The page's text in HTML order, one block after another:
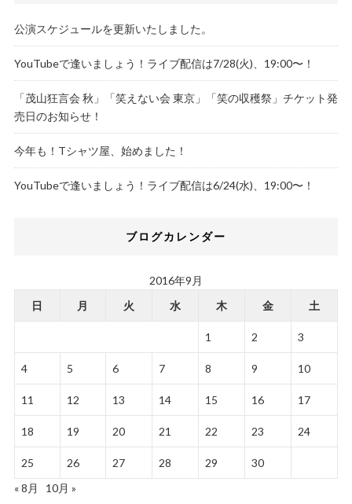
公演スケジュールを更新いたしました。
YouTubeで逢いましょう！ライブ配信は7/28(火)、19:00〜！
「茂山狂言会 秋」「笑えない会 東京」「笑の収穫祭」チケット発
売日のお知らせ！
今年も！Tシャツ屋、始めました！
YouTubeで逢いましょう！ライブ配信は6/24(水)、19:00〜！
ブログカレンダー
2016年9月
日
月 火 水 木 金 土
1 2 3
4 5 6 7 8 9 10
11 12 13 14 15 16 17
18 19 20 21 22 23 24
25 26 27 28 29
30
« 8月
10月 »